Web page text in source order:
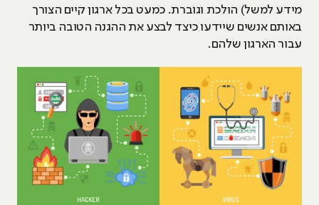
מידע למשל) הולכת וגוברת. כמעט בכל ארגון קיים הצורך
באותם אנשים שיידעו כיצד לבצע את ההגנה הטובה ביותר
עבור הארגון שלהם.